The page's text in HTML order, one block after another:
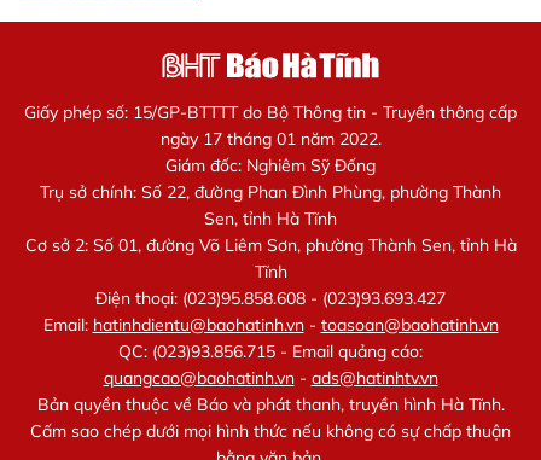
Giấy phép số: 15/GP-BTTTT do Bộ Thông tin - Truyền thông cấp
ngày 17 tháng 01 năm 2022.
Giám đốc: Nghiêm Sỹ Đống
Trụ sở chính: Số 22, đường Phan Đình Phùng, phường Thành
Sen, tỉnh Hà Tĩnh
Cơ sở 2: Số 01, đường Võ Liêm Sơn, phường Thành Sen, tỉnh Hà
Tĩnh
Điện thoại: (023)95.858.608 - (023)93.693.427
Email: hatinhdientu@baohatinh.vn- toasoan@baohatinh.vn
QC: (023)93.856.715 - Email quảng cáo:
quangcao@baohatinh.vn- ads@hatinhtv.vn
Bản quyền thuộc về Báo và phát thanh, truyền hình Hà Tĩnh.
Cấm sao chép dưới mọi hình thức nếu không có sự chấp thuận